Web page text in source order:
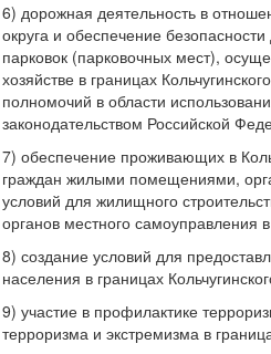
6) дорожная деятельность в
округа и обеспечение
парковок (парковочных мест),
хозяйстве в границах
полномочий в области
законодательством Российской
7) обеспечение проживающих в
граждан жилыми помещениями,
условий для жилищного
органов местного самоуправления
8) создание условий для
населения в границах
9) участие в профилактике
терроризма и экстремизма в